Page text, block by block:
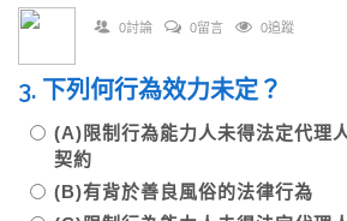
0討論 0留言 0追蹤
3. 下列何行為效力未定？
(A)限制行為能力人未得法定代理
契約
(B)有背於善良風俗的法律行為